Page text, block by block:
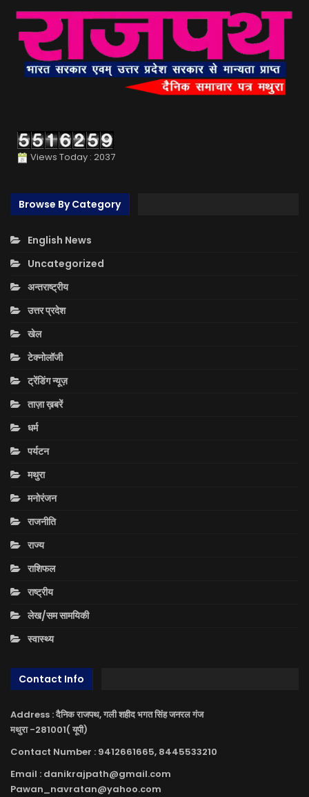
Views Today : 2037
Browse By Category
English News
Uncategorized
अन्तराष्ट्रीय
उत्तर प्रदेश
खेल
टेक्नोलॉजी
ट्रेंडिंग न्यूज़
ताज़ा ख़बरें
धर्म
पर्यटन
मथुरा
मनोरंजन
राजनीति
राज्य
राशिफल
राष्ट्रीय
लेख/सम सामयिकी
स्वास्थ्य
Contact Info
Address : दैनिक राजपथ, गली शहीद भगत सिंह जनरल गंज
मथुरा -281001( यूपी)
Contact Number : 9412661665, 8445533210
Email : danikrajpath@gmail.com
Pawan_navratan@yahoo.com